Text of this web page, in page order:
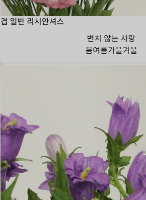
겹 일반 리시안셔스
변치 않는 사랑
봄여름가을겨울